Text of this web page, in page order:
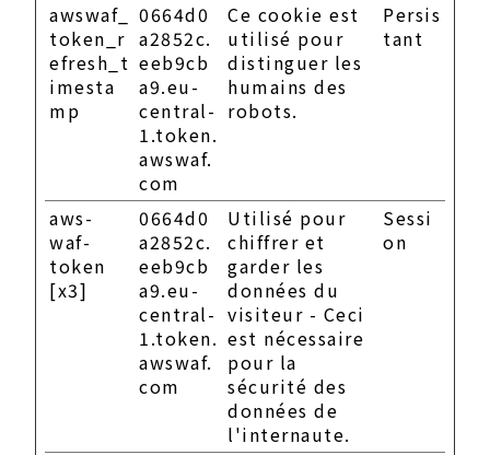
awswaf_
token_r
efresh_t
imesta
mp
0664d0
a2852c.
eeb9cb
a9.eu-
central-
1.token.
awswaf.
com
Ce cookie est
utilisé pour
distinguer les
humains des
robots.
Persis
tant
aws-
waf-
token
[x3]
0664d0
a2852c.
eeb9cb
a9.eu-
central-
1.token.
awswaf.
com
Utilisé pour
chiffrer et
garder les
données du
visiteur - Ceci
est nécessaire
pour la
sécurité des
données de
l'internaute.
Sessi
on